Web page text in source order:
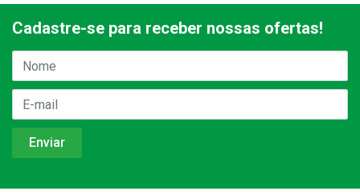
Cadastre-se para receber nossas ofertas!